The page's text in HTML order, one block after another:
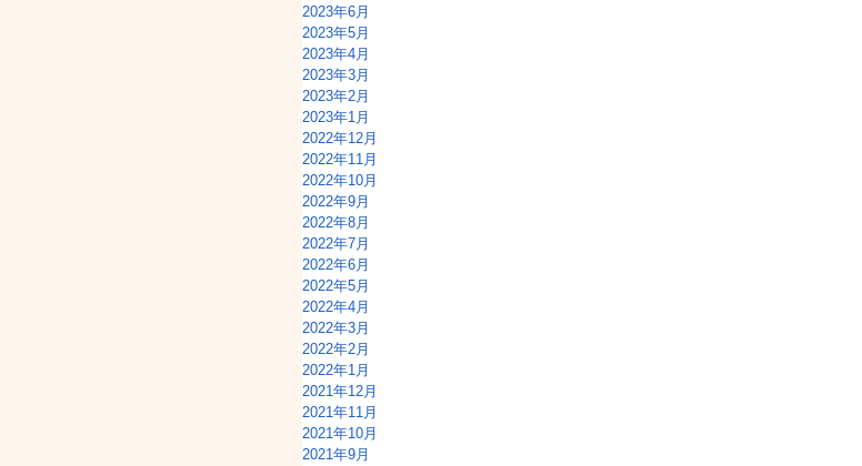
2023年6月
2023年5月
2023年4月
2023年3月
2023年2月
2023年1月
2022年12月
2022年11月
2022年10月
2022年9月
2022年8月
2022年7月
2022年6月
2022年5月
2022年4月
2022年3月
2022年2月
2022年1月
2021年12月
2021年11月
2021年10月
2021年9月